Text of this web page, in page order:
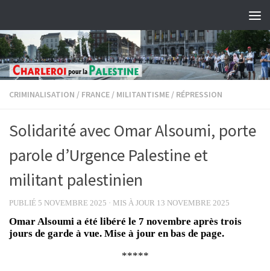
CRIMINALISATION / FRANCE / MILITANTISME / RÉPRESSION
Solidarité avec Omar Alsoumi, porte
parole d’Urgence Palestine et
militant palestinien
PUBLIÉ 5 NOVEMBRE 2025 · MIS À JOUR 13 NOVEMBRE 2025
Omar Alsoumi a été libéré le 7 novembre après trois
jours de garde à vue. Mise à jour en bas de page.
*****